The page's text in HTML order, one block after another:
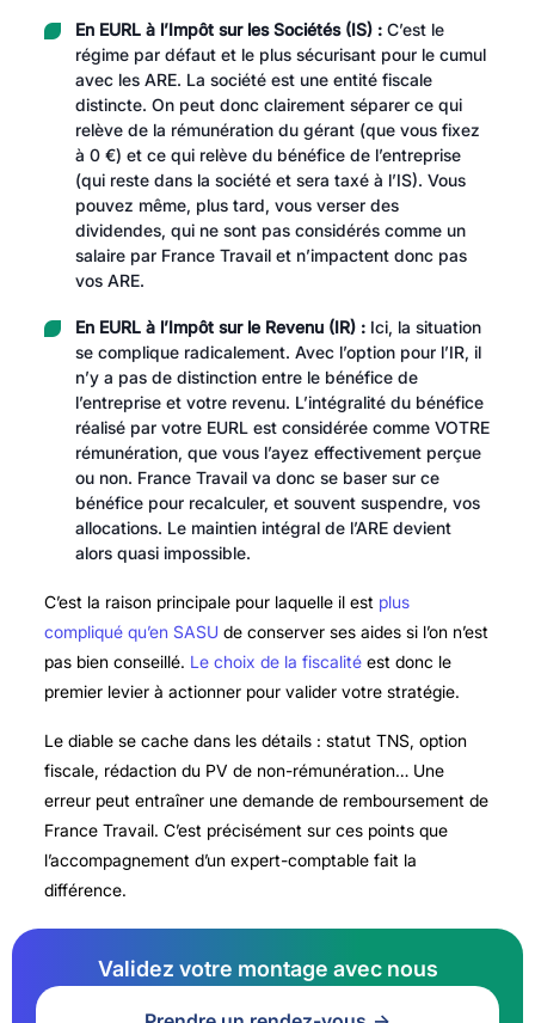
En EURL à l’Impôt sur les Sociétés (IS) :C’est le
régime par défaut et le plus sécurisant pour le cumul
avec les ARE. La société est une entité fiscale
distincte. On peut donc clairement séparer ce qui
relève de la rémunération du gérant (que vous fixez
à 0 €) et ce qui relève du bénéfice de l’entreprise
(qui reste dans la société et sera taxé à l’IS). Vous
pouvez même, plus tard, vous verser des
dividendes, qui ne sont pas considérés comme un
salaire par France Travail et n’impactent donc pas
vos ARE.
En EURL à l’Impôt sur le Revenu (IR) :Ici, la situation
se complique radicalement. Avec l’option pour l’IR, il
n’y a pas de distinction entre le bénéfice de
l’entreprise et votre revenu. L’intégralité du bénéfice
réalisé par votre EURL est considérée comme VOTRE
rémunération, que vous l’ayez effectivement perçue
ou non. France Travail va donc se baser sur ce
bénéfice pour recalculer, et souvent suspendre, vos
allocations. Le maintien intégral de l’ARE devient
alors quasi impossible.
C’est la raison principale pour laquelle il est plus
compliqué qu’en SASU de conserver ses aides si l’on n’est
pas bien conseillé. Le choix de la fiscalitéest donc le
premier levier à actionner pour valider votre stratégie.
Le diable se cache dans les détails : statut TNS, option
fiscale, rédaction du PV de non-rémunération… Une
erreur peut entraîner une demande de remboursement de
France Travail. C’est précisément sur ces points que
l’accompagnement d’un expert-comptable fait la
différence.
Validez votre montage avec nous